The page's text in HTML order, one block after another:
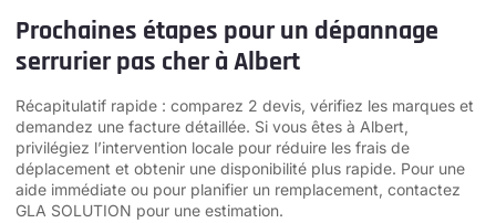
Prochaines étapes pour un dépannage
serrurier pas cher à Albert
Récapitulatif rapide : comparez 2 devis, vérifiez les marques et
demandez une facture détaillée. Si vous êtes à Albert,
privilégiez l’intervention locale pour réduire les frais de
déplacement et obtenir une disponibilité plus rapide. Pour une
aide immédiate ou pour planifier un remplacement, contactez
GLA SOLUTION pour une estimation.